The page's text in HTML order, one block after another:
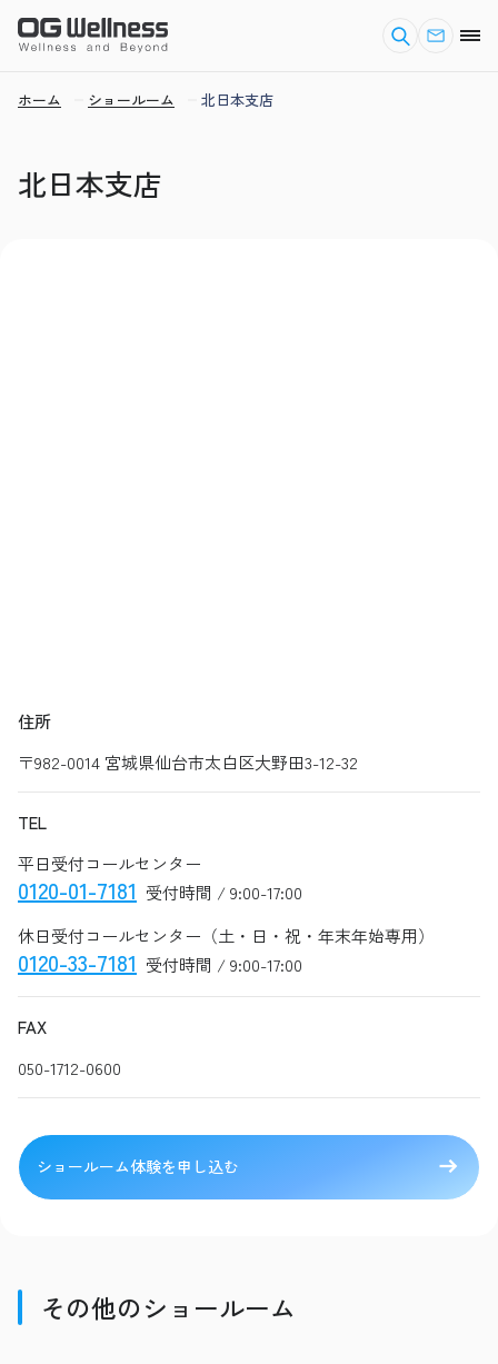
ホーム ショールーム 北日本支店
北日本支店
住所
〒982-0014 宮城県仙台市太白区大野田3-12-32
TEL
平日受付コールセンター
0120-01-7181 受付時間 / 9:00-17:00
休日受付コールセンター（土・日・祝・年末年始専用）
0120-33-7181 受付時間 / 9:00-17:00
FAX
050-1712-0600
ショールーム体験を申し込む
その他のショールーム